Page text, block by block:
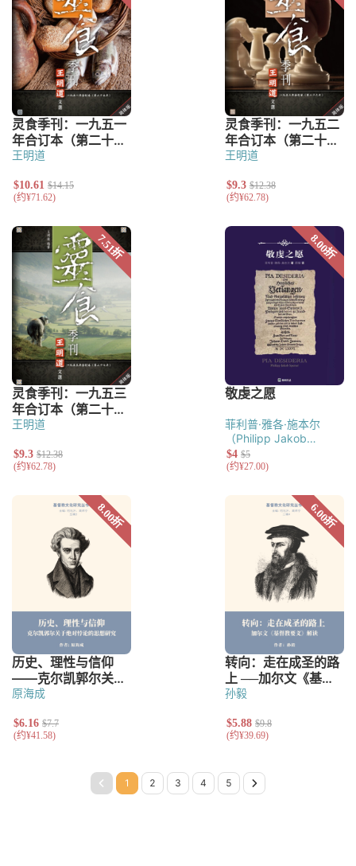
王明道 王明道
王明道
菲利普·雅各·施本尔
（Philipp Jakob
Spener）
原海成 孙毅